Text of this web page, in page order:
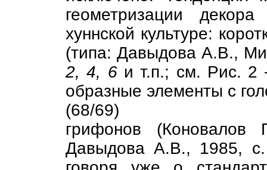
геометризации
хуннской культуре:
(типа: Давыдова А.В.,
2, 4, 6и т.п.; см. Рис.
образные элементы с
(68/69)
грифонов
Давыдова А.В., 1985,